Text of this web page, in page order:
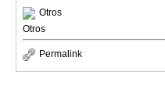
Otros
Otros
Permalink